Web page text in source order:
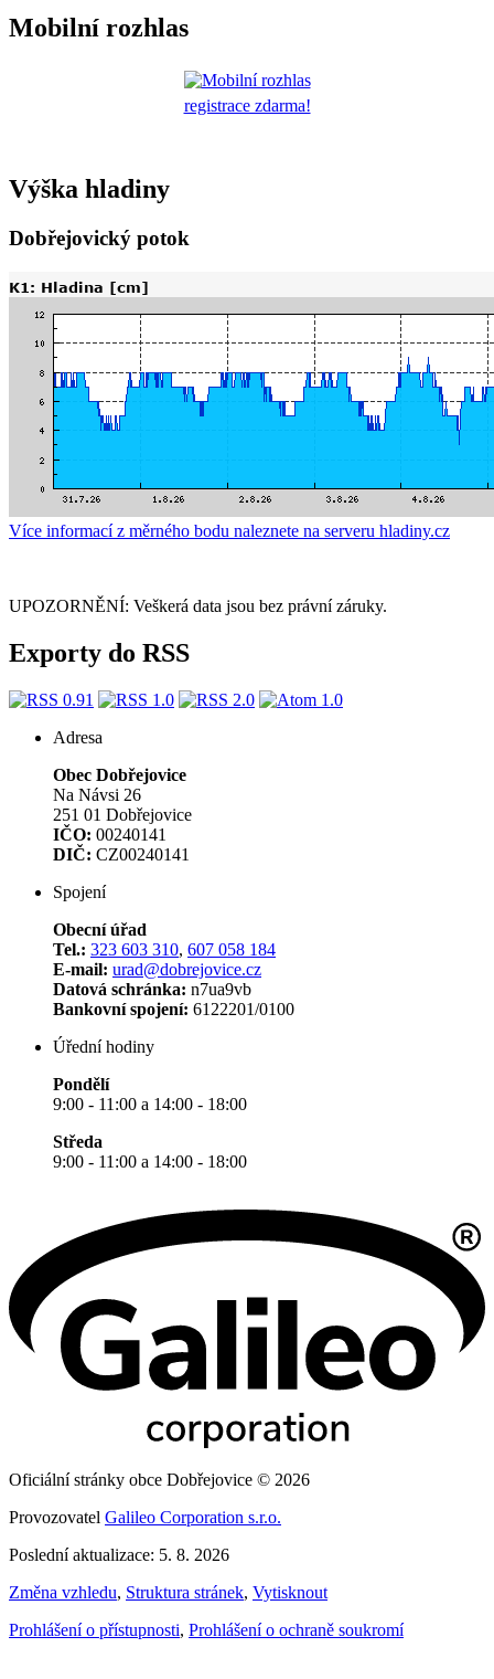
Mobilní rozhlas
registrace zdarma!
Výška hladiny
Dobřejovický potok
Více informací z měrného bodu naleznete na serveru hladiny.cz
UPOZORNĚNÍ: Veškerá data jsou bez právní záruky.
Exporty do RSS
Adresa
Obec Dobřejovice
Na Návsi 26
251 01 Dobřejovice
IČO: 00240141
DIČ: CZ00240141
Spojení
Obecní úřad
Tel.: 323 603 310, 607 058 184
E-mail: urad@dobrejovice.cz
Datová schránka: n7ua9vb
Bankovní spojení: 6122201/0100
Úřední hodiny
Pondělí
9:00 - 11:00 a 14:00 - 18:00
Středa
9:00 - 11:00 a 14:00 - 18:00
Oficiální stránky obce Dobřejovice © 2026
Provozovatel Galileo Corporation s.r.o.
Poslední aktualizace: 5. 8. 2026
Změna vzhledu, Struktura stránek, Vytisknout
Prohlášení o přístupnosti, Prohlášení o ochraně soukromí